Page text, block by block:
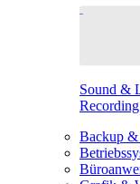
Sound &
Backup